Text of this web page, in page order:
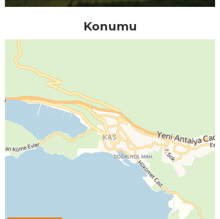
Konumu